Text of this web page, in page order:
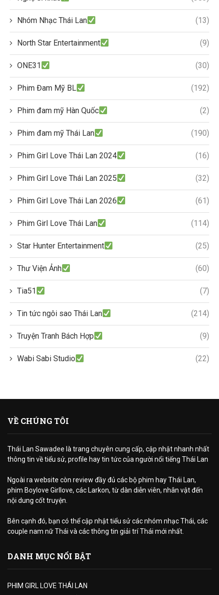
Nhóm Nhạc Thái Lan (13)
North Star Entertainment (9)
ONE31 (30)
Phim Đam Mỹ BL (192)
Phim đam mỹ Hàn Quốc (2)
Phim đam mỹ Thái Lan (190)
Phim Girl Love Thái Lan 2024 (16)
Phim Girl Love Thái Lan 2025 (32)
Phim Girl Love Thái Lan 2026 (61)
Phim Girl Love Thái Lan (114)
Star Hunter Entertainment (25)
Thư Viện Ảnh (60)
Tia51 (7)
Tin tức ngôi sao Thái Lan (214)
Truyện Tranh Bách Hợp (9)
Wabi Sabi Studio (22)
VỀ CHÚNG TÔI
Thái Lan Sawadee là trang chuyên cung cấp, cập nhật nhanh nhất
thông tin về tiểu sử, profile hay tin tức của người nổi tiếng Thái Lan
Ngoài ra website còn review đầy đủ các bộ phim hay Thái Lan,
phim Boylove Girllove, các Larkon, từ dàn diễn viên, nhân vật đến
nội dung cốt truyện.
Bên cạnh đó, bạn có thể cập nhật tiểu sử các nhóm nhạc Thái, các
couple nam nữ Thái và các thông tin giải trí Thái mới nhất.
DANH MỤC NỔI BẬT
PHIM GIRL LOVE THÁI LAN